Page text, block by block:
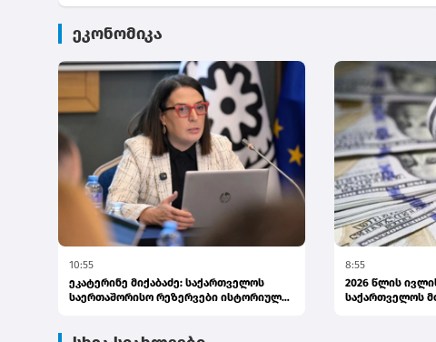
ეკონომიკა
10:55
ეკატერინე მიქაბაძე: საქართველოს
საერთაშორისო რეზერვები ისტორიულ
8:55
2026 წლის
საქართველოს